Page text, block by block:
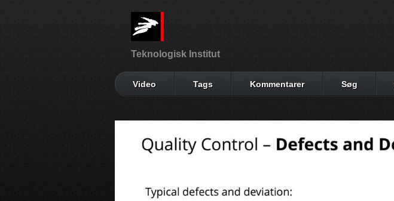
Teknologisk Institut
Video Tags Kommentarer Søg